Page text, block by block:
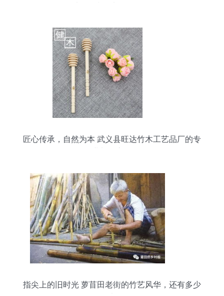
匠心传承，自然为本 武义县旺达竹木工艺品厂的专
指尖上的旧时光 萝苜田老街的竹艺风华，还有多少